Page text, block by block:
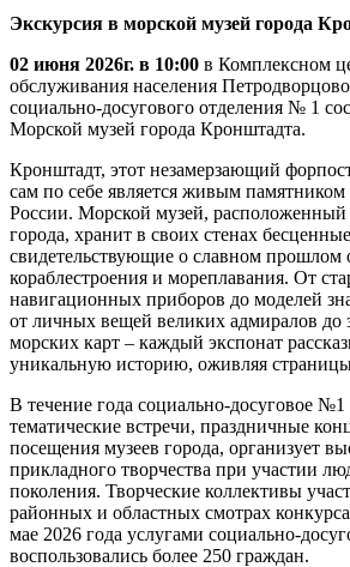
Экскурсия в морской музей города
02 июня 2026г. в 10:00 в Комплексном
обслуживания населения
социально-досугового отделения № 1
Морской музей города Кронштадта.
Кронштадт, этот незамерзающий
сам по себе является живым
России. Морской музей, расположенный
города, хранит в своих стенах
свидетельствующие о славном прошлом
кораблестроения и мореплавания. От
навигационных приборов до моделей
от личных вещей великих адмиралов до
морских карт – каждый экспонат
уникальную историю, оживляя
В течение года социально-досуговое
тематические встречи, праздничные
посещения музеев города, организует
прикладного творчества при участии
поколения. Творческие коллективы
районных и областных смотрах
мае 2026 года услугами социально-
воспользовались более 250 граждан.